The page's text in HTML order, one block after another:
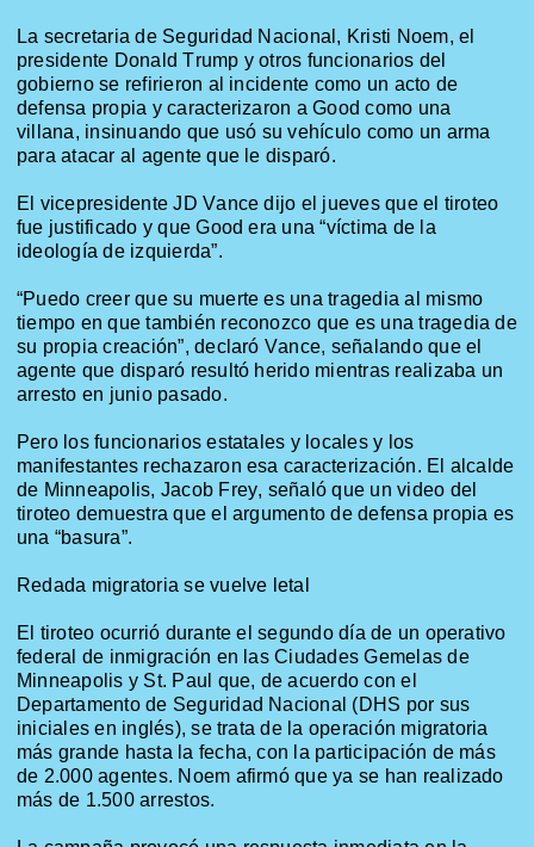
La secretaria de Seguridad Nacional, Kristi Noem, el
presidente Donald Trump y otros funcionarios del
gobierno se refirieron al incidente como un acto de
defensa propia y caracterizaron a Good como una
villana, insinuando que usó su vehículo como un arma
para atacar al agente que le disparó.
El vicepresidente JD Vance dijo el jueves que el tiroteo
fue justificado y que Good era una “víctima de la
ideología de izquierda”.
“Puedo creer que su muerte es una tragedia al mismo
tiempo en que también reconozco que es una tragedia de
su propia creación”, declaró Vance, señalando que el
agente que disparó resultó herido mientras realizaba un
arresto en junio pasado.
Pero los funcionarios estatales y locales y los
manifestantes rechazaron esa caracterización. El alcalde
de Minneapolis, Jacob Frey, señaló que un video del
tiroteo demuestra que el argumento de defensa propia es
una “basura”.
Redada migratoria se vuelve letal
El tiroteo ocurrió durante el segundo día de un operativo
federal de inmigración en las Ciudades Gemelas de
Minneapolis y St. Paul que, de acuerdo con el
Departamento de Seguridad Nacional (DHS por sus
iniciales en inglés), se trata de la operación migratoria
más grande hasta la fecha, con la participación de más
de 2.000 agentes. Noem afirmó que ya se han realizado
más de 1.500 arrestos.